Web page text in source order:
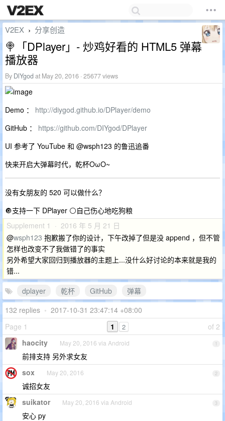
V2EX › 分享创造
🍭「DPlayer」- 炒鸡好看的 HTML5 弹幕
播放器
By DlYgod at May 20, 2016 · 25677 views
Demo ： http://diygod.github.io/DPlayer/demo
GitHub ： https://github.com/DIYgod/DPlayer
UI 参考了 YouTube 和 @wsph123 的鲁迅追番
快来开启大弹幕时代，乾杯OωO~
没有女朋友的 520 可以做什么？
🔘支持一下 DPlayer ⚪自己伤心地吃狗粮
Supplement 1 · 2016 年 5 月 21 日
@wsph123 抱歉搬了你的设计，下午改掉了但是没 append ，但不管
怎样也改变不了我做错了的事实
另外希望大家回归到播放器的主题上...没什么好讨论的本来就是我的
错...
dplayer
乾杯 GitHub
弹幕
132 replies • 2017-10-31 23:47:14 +08:00
Page 1
of 2
1 2
1
haocity May 20, 2016 via Android
前排支持 另外求女友
2
sox May 20, 2016
诚招女友
3
suikator May 20, 2016 via Android
安心 py